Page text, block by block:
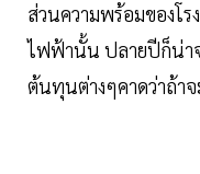
ส่วนความพร้อมของโร
ไฟฟ้านั้น ปลายปีก็น่า
ต้นทุนต่างๆคาดว่าถ้า